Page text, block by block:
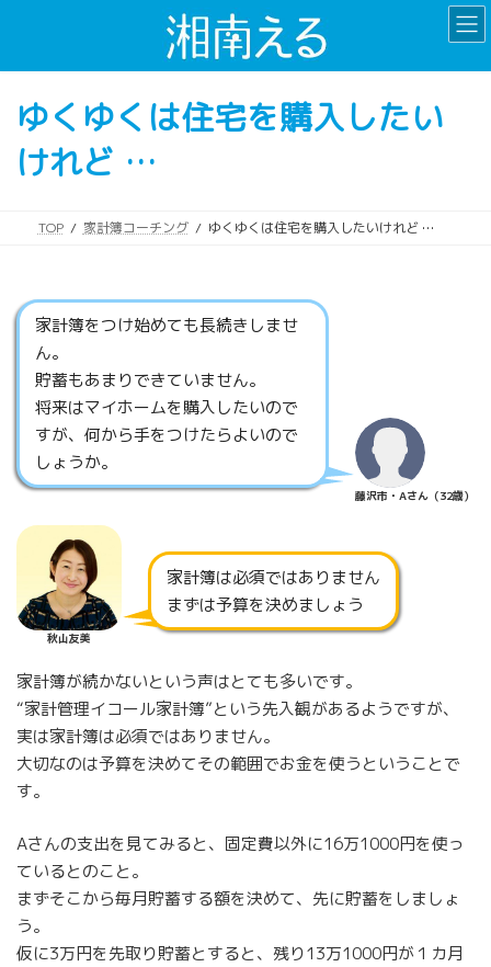
ゆくゆくは住宅を購入したい
けれど …
TOP 家計簿コーチング ゆくゆくは住宅を購入したいけれど …
家計簿をつけ始めても長続きしませ
ん。
貯蓄もあまりできていません。
将来はマイホームを購入したいので
すが、何から手をつけたらよいので
しょうか。
藤沢市・Aさん（32歳）
秋山友美
家計簿は必須ではありません
まずは予算を決めましょう
家計簿が続かないという声はとても多いです。
“家計管理イコール家計簿”という先入観があるようですが、
実は家計簿は必須ではありません。
大切なのは予算を決めてその範囲でお金を使うということで
す。
Aさんの支出を見てみると、固定費以外に16万1000円を使っ
ているとのこと。
まずそこから毎月貯蓄する額を決めて、先に貯蓄をしましょ
う。
仮に3万円を先取り貯蓄とすると、残り13万1000円が１カ月